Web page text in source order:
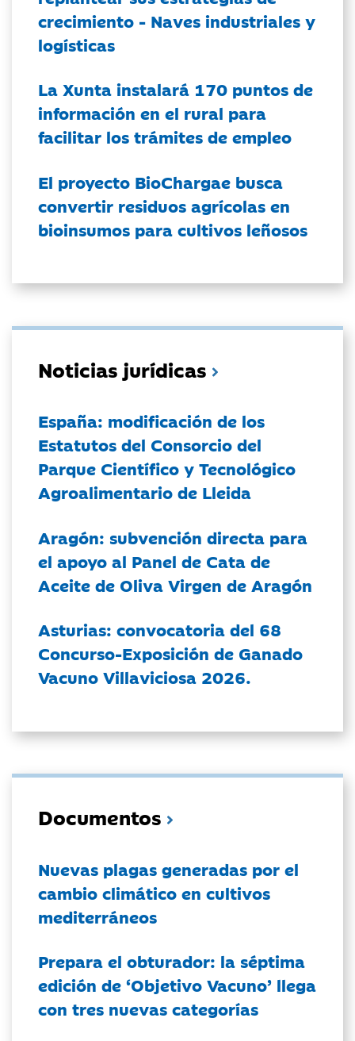
crecimiento - Naves industriales y
logísticas
La Xunta instalará 170 puntos de
información en el rural para
facilitar los trámites de empleo
El proyecto BioChargae busca
convertir residuos agrícolas en
bioinsumos para cultivos leñosos
Noticias jurídicas
España: modificación de los
Estatutos del Consorcio del
Parque Científico y Tecnológico
Agroalimentario de Lleida
Aragón: subvención directa para
el apoyo al Panel de Cata de
Aceite de Oliva Virgen de Aragón
Asturias: convocatoria del 68
Concurso-Exposición de Ganado
Vacuno Villaviciosa 2026.
Documentos
Nuevas plagas generadas por el
cambio climático en cultivos
mediterráneos
Prepara el obturador: la séptima
edición de ‘Objetivo Vacuno’ llega
con tres nuevas categorías